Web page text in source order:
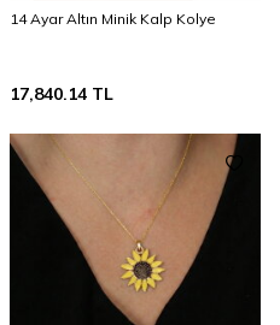
14 Ayar Altın Minik Kalp Kolye
17,840.14 TL